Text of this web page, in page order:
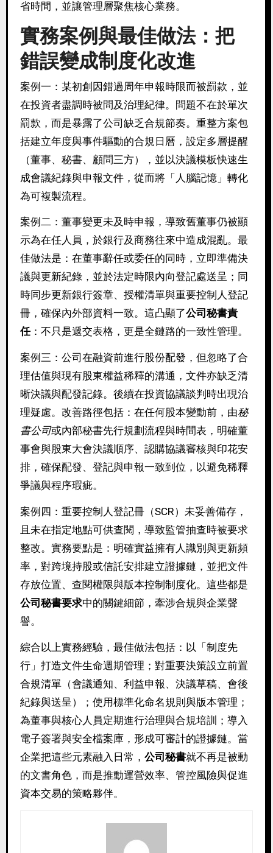
省時間，並讓管理層聚焦核心業務。
實務案例與最佳做法：把
錯誤變成制度化改進
案例一：某初創因錯過周年申報時限而被罰款，並
在投資者盡調時被問及治理紀律。問題不在於單次
罰款，而是暴露了公司缺乏合規節奏。重整方案包
括建立年度與事件驅動的合規日曆，設定多層提醒
（董事、秘書、顧問三方），並以決議模板快速生
成會議紀錄與申報文件，從而將「人腦記憶」轉化
為可複製流程。
案例二：董事變更未及時申報，導致舊董事仍被顯
示為在任人員，於銀行及商務往來中造成混亂。最
佳做法是：在董事辭任或委任的同時，立即準備決
議與更新紀錄，並於法定時限內向登記處送呈；同
時同步更新銀行簽章、授權清單與重要控制人登記
冊，確保內外部資料一致。這凸顯了公司秘書責
任：不只是遞交表格，更是全鏈路的一致性管理。
案例三：公司在融資前進行股份配發，但忽略了合
理估值與現有股東權益稀釋的溝通，文件亦缺乏清
晰決議與配發記錄。後續在投資協議談判時出現治
理疑慮。改善路徑包括：在任何股本變動前，由秘
書公司或內部秘書先行規劃流程與時間表，明確董
事會與股東大會決議順序、認購協議審核與印花安
排，確保配發、登記與申報一致到位，以避免稀釋
爭議與程序瑕疵。
案例四：重要控制人登記冊（SCR）未妥善備存，
且未在指定地點可供查閱，導致監管抽查時被要求
整改。實務要點是：明確實益擁有人識別與更新頻
率，對跨境持股或信託安排建立證據鏈，並把文件
存放位置、查閱權限與版本控制制度化。這些都是
公司秘書要求中的關鍵細節，牽涉合規與企業聲
譽。
綜合以上實務經驗，最佳做法包括：以「制度先
行」打造文件生命週期管理；對重要決策設立前置
合規清單（會議通知、利益申報、決議草稿、會後
紀錄與送呈）；使用標準化命名規則與版本管理；
為董事與核心人員定期進行治理與合規培訓；導入
電子簽署與安全檔案庫，形成可審計的證據鏈。當
企業把這些元素融入日常， 公司秘書就不再是被動
的文書角色，而是推動運營效率、管控風險與促進
資本交易的策略夥伴。